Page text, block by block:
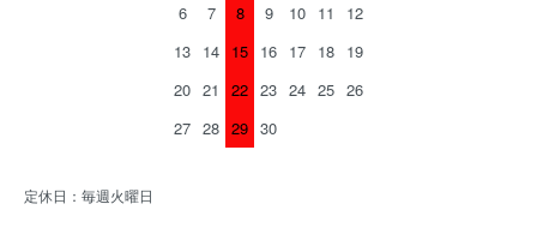
6
7 8 9 10 11
12
13 14 15 16 17 18 19
20 21 22 23 24 25 26
27 28 29 30
定休日：毎週火曜日